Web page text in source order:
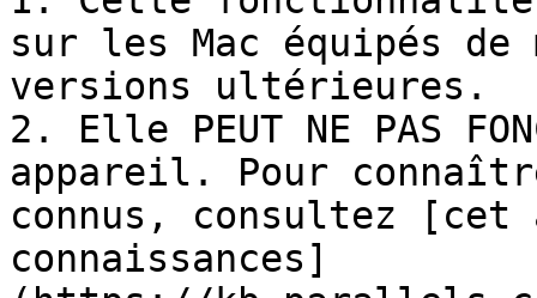
sur les Mac équipés de
versions ultérieures.
2. Elle PEUT NE PAS
appareil. Pour
connus, consultez
connaissances]